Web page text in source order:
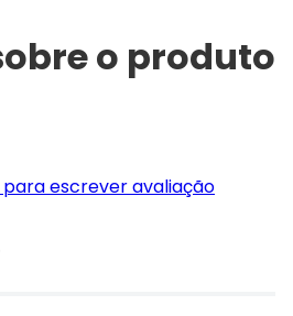
o produto
escrever avaliação